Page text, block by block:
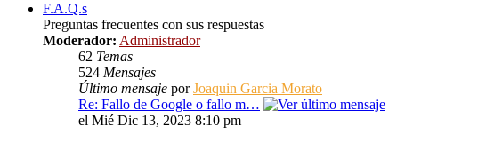
F.A.Q.s
Preguntas frecuentes con sus respuestas
Moderador: Administrador
62 Temas
524 Mensajes
Último mensaje porJoaquin Garcia Morato
Re: Fallo de Google o fallo m…
el Mié Dic 13, 2023 8:10 pm